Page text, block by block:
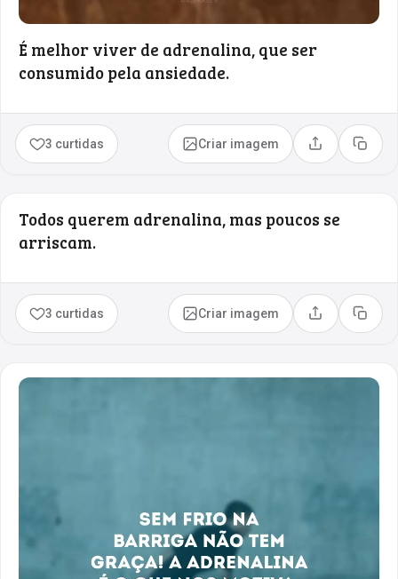
É melhor viver de adrenalina, que ser
consumido pela ansiedade.
3 curtidas Criar imagem Compartilhar
Copiar
Todos querem adrenalina, mas poucos se
arriscam.
3 curtidas Criar imagem Compartilhar
Copiar